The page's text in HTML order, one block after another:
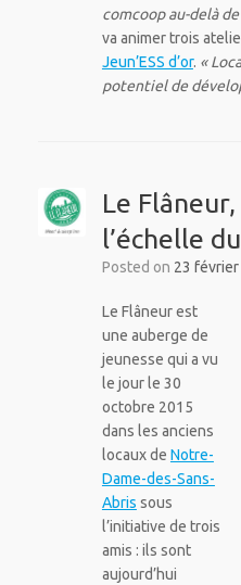
comcoop au-delà
va animer trois
Jeun’ESS d’or. «
potentiel de
Le
l’échelle
Posted on 23
Le Flâneur est
une auberge de
jeunesse qui a vu
le jour le 30
octobre 2015
dans les anciens
locaux de Notre-
Dame-des-Sans-
Abris sous
l’initiative de trois
amis : ils sont
aujourd’hui